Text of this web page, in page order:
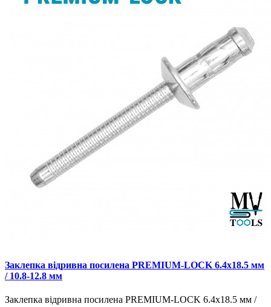
Заклепка відривна посилена PREMIUM-LOCK 6.4х18.5 мм
/ 10.8-12.8 мм
Заклепка відривна посилена PREMIUM-LOCK 6.4х18.5 мм /